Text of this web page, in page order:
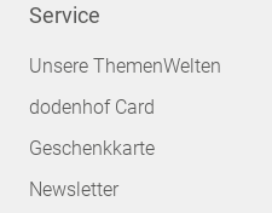
Service
Unsere ThemenWelten
dodenhof Card
Geschenkkarte
Newsletter